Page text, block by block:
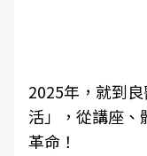
2025年，就到
活」，從講座
革命！